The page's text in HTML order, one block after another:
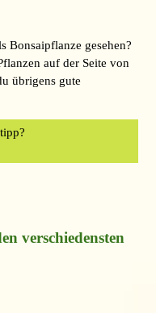
Bonsaipflanze gesehen?
auf der Seite von
übrigens gute
verschiedensten